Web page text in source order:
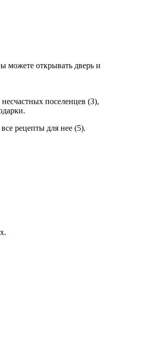
можете открывать дверь и
поселенцев (3),
рецепты для нее (5).